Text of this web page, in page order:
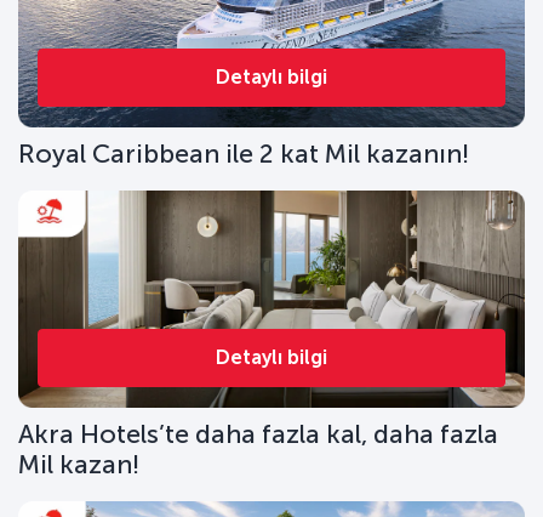
Detaylı bilgi
Royal Caribbean ile 2 kat Mil kazanın!
Detaylı bilgi
Akra Hotels’te daha fazla kal, daha fazla
Mil kazan!